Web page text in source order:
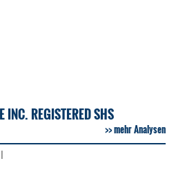
INC. REGISTERED SHS
mehr Analysen